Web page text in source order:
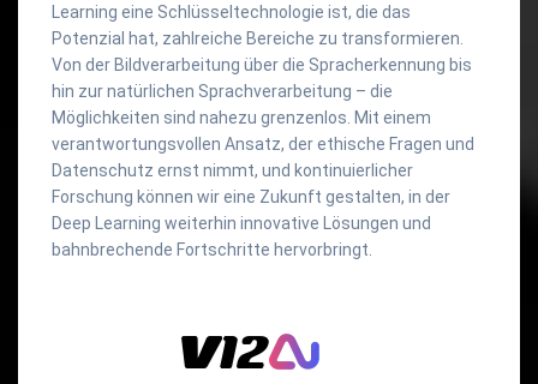
Learning eine Schlüsseltechnologie ist, die das
Potenzial hat, zahlreiche Bereiche zu transformieren.
Von der Bildverarbeitung über die Spracherkennung bis
hin zur natürlichen Sprachverarbeitung – die
Möglichkeiten sind nahezu grenzenlos. Mit einem
verantwortungsvollen Ansatz, der ethische Fragen und
Datenschutz ernst nimmt, und kontinuierlicher
Forschung können wir eine Zukunft gestalten, in der
Deep Learning weiterhin innovative Lösungen und
bahnbrechende Fortschritte hervorbringt.